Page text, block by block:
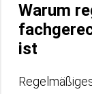
Warum
ist